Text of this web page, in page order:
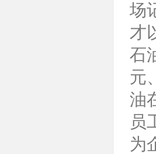
场
才
石
元
油
员
为